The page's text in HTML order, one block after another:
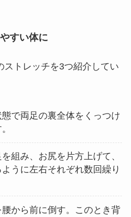
すい体に
ストレッチを3つ紹介してい
で両足の裏全体をくっつけ
組み、お尻を片方上げて、
うに左右それぞれ数回繰り
から前に倒す。このとき背